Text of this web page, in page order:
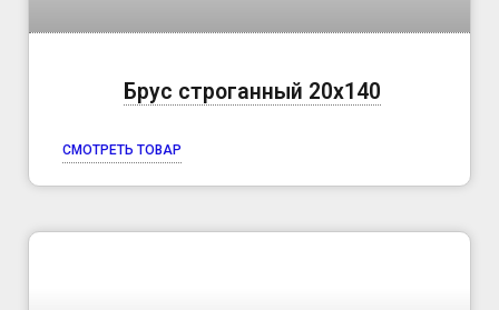
Брус строганный 20х140
СМОТРЕТЬ ТОВАР